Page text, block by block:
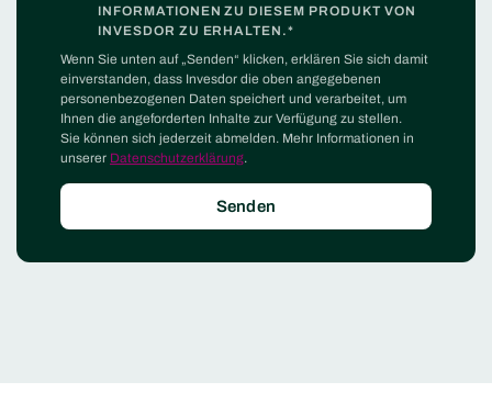
INFORMATIONEN ZU DIESEM PRODUKT VON
INVESDOR ZU ERHALTEN.*
Wenn Sie unten auf „Senden“ klicken, erklären Sie sich damit
einverstanden, dass Invesdor die oben angegebenen
personenbezogenen Daten speichert und verarbeitet, um
Ihnen die angeforderten Inhalte zur Verfügung zu stellen.
Sie können sich jederzeit abmelden. Mehr Informationen in
unserer Datenschutzerklärung.